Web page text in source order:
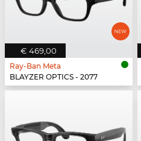
€ 469,00
Ray-Ban Meta
BLAYZER OPTICS - 2077